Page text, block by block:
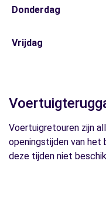
Donderdag
Vrijdag
Voertuigretouren zijn
openingstijden van
deze tijden niet